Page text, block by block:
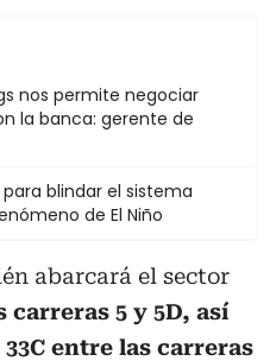
nos permite negociar
la banca: gerente de
blindar el sistema
de El Niño
abarcará el sector
carreras 5 y 5D, así
entre las carreras